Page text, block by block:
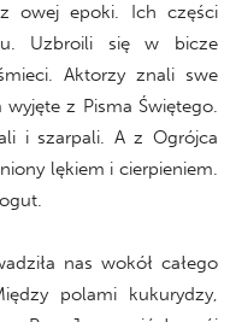
owej epoki. Ich części
Uzbroili się w bicze
Aktorzy znali swe
z Pisma Świętego.
i szarpali. A z Ogrójca
lękiem i cierpieniem.
nas wokół całego
polami kukurydzy,